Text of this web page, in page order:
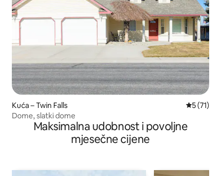
Kuća – Twin Falls Prosječna
5 (71)
Dome, slatki dome
Maksimalna udobnost i povoljne
mjesečne cijene